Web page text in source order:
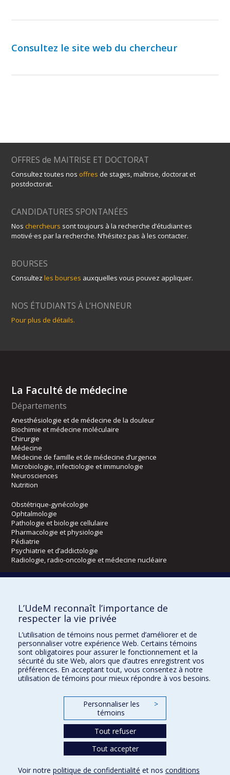
Consultez le site web du chercheur
OFFRES de MAITRISE ET DOCTORAT
Consultez toutes nos offres de stages, maîtrise, doctorat et
postdoctorat.
CANDIDATURES SPONTANÉES
Noschercheurs sont toujours à la recherche d’étudiant·es
motivé·es par la recherche. N’hésitez pas à les contacter.
BOURSES
Consultezles bourses auxquelles vous pouvez appliquer.
NOS ÉTUDIANTS À L’HONNEUR
Pour plus de détails.
La Faculté de médecine
Départements
Anesthésiologie et de médecine de la douleur
Biochimie et médecine moléculaire
Chirurgie
Médecine
Médecine de famille et de médecine d’urgence
Microbiologie, infectiologie et immunologie
Neurosciences
Nutrition
Obstétrique-gynécologie
Ophtalmologie
Pathologie et biologie cellulaire
Pharmacologie et physiologie
Pédiatrie
Psychiatrie et d’addictologie
Radiologie, radio-oncologie et médecine nucléaire
Kinésiologie et des sciences de l’activité physique
Orthophonie et audiologie
Directions
DPC
CPASS
L’UdeM reconnaît l’importance de
respecter la vie privée
L’utilisation de témoins nous permet d’améliorer et de
personnaliser votre expérience Web. Certains témoins
sont obligatoires pour assurer le fonctionnement et la
sécurité du site Web, alors que d’autres enregistrent vos
préférences. En acceptant tout, vous consentez à notre
utilisation de témoins pour mieux répondre à vos besoins.
Personnaliser les
témoins
>
Tout refuser
Tout accepter
Voir notre politique de confidentialité et nos conditions